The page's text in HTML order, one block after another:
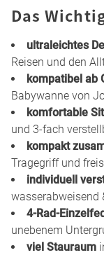
Das
ultraleichtes
Reisen und den
kompatibel ab
Babywanne von
komfortable
und 3-fach
kompakt
Tragegriff und
individuell
wasserabweisend
4-Rad-
unebenem
viel Stauraum